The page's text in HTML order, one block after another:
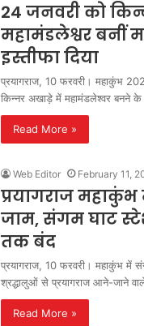
24 जनवरी को
महामंडलेश्वर बनीं
इस्तीफा दिया
प्रयागराज, 10 फरवरी। महाकुंभ
किन्नर अखाड़े में महामंडलेश्वर बनने के
Read More »
Web Editor February 11,
प्रयागराज
जाम, संगम घाट
तक बंद
प्रयागराज, 10 फरवरी। महाकुंभ में
श्रद्धालुओं से प्रयागराज आने-जाने
Read More »